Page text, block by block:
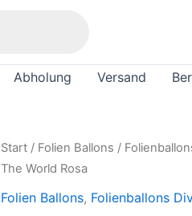
Abholung Versand
Start / Folien Ballons /
The World Rosa
Folien Ballons, Folienballons
Muttertag
Ballon
Herz